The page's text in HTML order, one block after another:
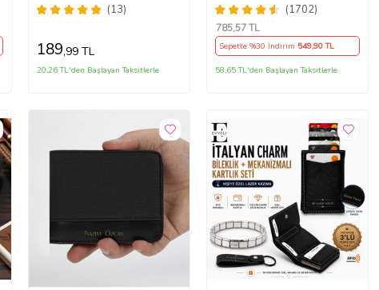
Kredi Kartlık RFID Engelleyici
(13)
189,99 TL
20,26 TL'den Başlayan Taksitlerle
(1702)
785,57 TL
Sepette %30 İndirim 549,90 TL
58,65 TL'den Başlayan Taksitlerle